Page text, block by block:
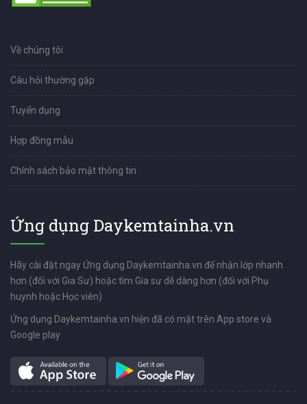
Về chúng tôi
Câu hỏi thường gặp
Tuyển dụng
Hợp đồng mẫu
Chính sách bảo mật thông tin
Ứng dụng Daykemtainha.vn
Hãy cài đặt ngay Ứng dụng Daykemtainha.vn để nhận lớp nhanh
hơn (đối với Gia Sư) hoặc tìm Gia sư dễ dàng hơn (đối với Phụ
huynh hoặc Học viên)
Ứng dụng Daykemtainha.vn hiện đã có mặt trên App store và
Google play